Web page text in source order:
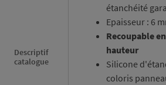
Descriptif
catalogue
étanchéité
Epaisseur : 6
Recoupable
hauteur
Silicone
coloris